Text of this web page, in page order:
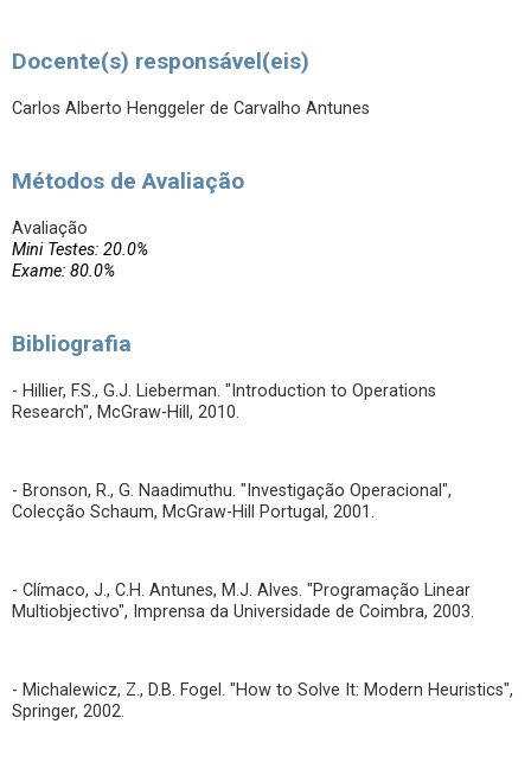
Docente(s) responsável(eis)
Carlos Alberto Henggeler de Carvalho Antunes
Métodos de Avaliação
Avaliação
Mini Testes: 20.0%
Exame: 80.0%
Bibliografia
- Hillier, F.S., G.J. Lieberman. "Introduction to Operations
Research", McGraw-Hill, 2010.
- Bronson, R., G. Naadimuthu. "Investigação Operacional",
Colecção Schaum, McGraw-Hill Portugal, 2001.
- Clímaco, J., C.H. Antunes, M.J. Alves. "Programação Linear
Multiobjectivo", Imprensa da Universidade de Coimbra, 2003.
- Michalewicz, Z., D.B. Fogel. "How to Solve It: Modern Heuristics",
Springer, 2002.